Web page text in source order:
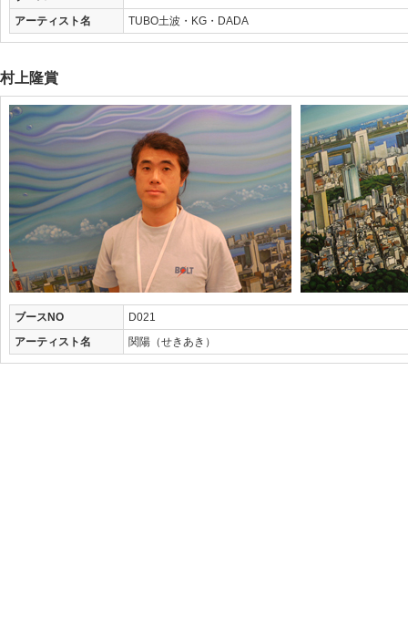
アーティスト名
TUBO土波・KG・DADA
村上隆賞
ブースNO
D021
アーティスト名
関陽（せきあき）